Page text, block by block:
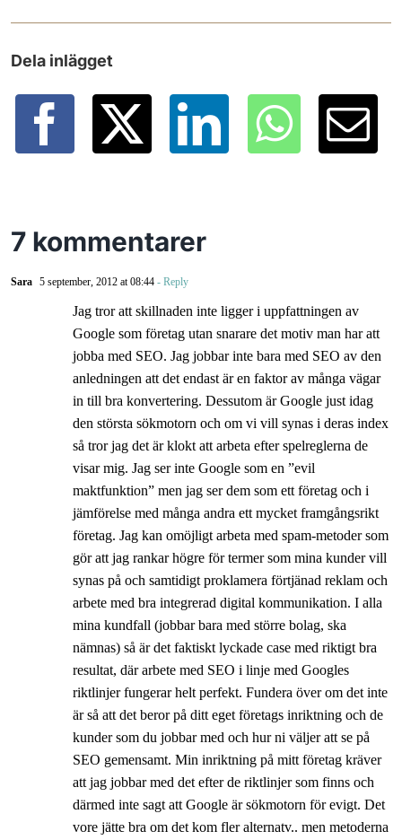
Dela inlägget
7 kommentarer
Sara 5 september, 2012 at 08:44- Reply
Jag tror att skillnaden inte ligger i uppfattningen av
Google som företag utan snarare det motiv man har att
jobba med SEO. Jag jobbar inte bara med SEO av den
anledningen att det endast är en faktor av många vägar
in till bra konvertering. Dessutom är Google just idag
den största sökmotorn och om vi vill synas i deras index
så tror jag det är klokt att arbeta efter spelreglerna de
visar mig. Jag ser inte Google som en ”evil
maktfunktion” men jag ser dem som ett företag och i
jämförelse med många andra ett mycket framgångsrikt
företag. Jag kan omöjligt arbeta med spam-metoder som
gör att jag rankar högre för termer som mina kunder vill
synas på och samtidigt proklamera förtjänad reklam och
arbete med bra integrerad digital kommunikation. I alla
mina kundfall (jobbar bara med större bolag, ska
nämnas) så är det faktiskt lyckade case med riktigt bra
resultat, där arbete med SEO i linje med Googles
riktlinjer fungerar helt perfekt. Fundera över om det inte
är så att det beror på ditt eget företags inriktning och de
kunder som du jobbar med och hur ni väljer att se på
SEO gemensamt. Min inriktning på mitt företag kräver
att jag jobbar med det efter de riktlinjer som finns och
därmed inte sagt att Google är sökmotorn för evigt. Det
vore jätte bra om det kom fler alternatv.. men metoderna